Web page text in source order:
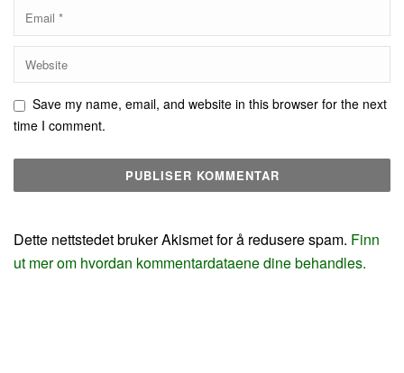
Save my name, email, and website in this browser for the next
time I comment.
Dette nettstedet bruker Akismet for å redusere spam. Finn
ut mer om hvordan kommentardataene dine behandles.